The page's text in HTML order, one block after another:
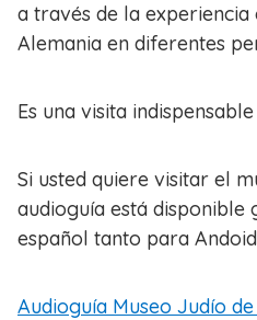
a través de la
Alemania en diferentes
Es una visita
Si usted quiere visitar el
audioguía está disponible
español tanto para
Audioguía Museo Judío